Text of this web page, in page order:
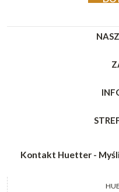
Kontakt Huetter -